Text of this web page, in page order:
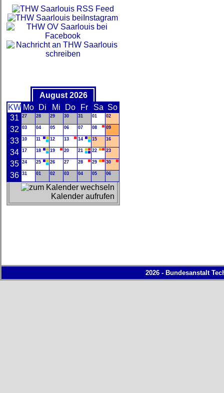
August 2026
KW Mo Di Mi Do Fr Sa So
31
27 28 29 30 31 01 02
32 03 04 05 06 07 08 09
33 10 11 12 13 14 15 16
34 17 18 19 20 21 22 23
35 24 25 26 27 28 29 30
36 31 01 02 03 04 05 06
Kalender aufrufen
2026 - Bundesanstalt